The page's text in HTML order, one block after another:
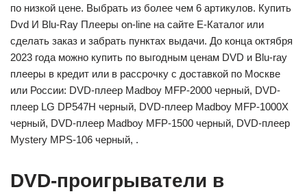
по низкой цене. Выбрать из более чем 6 артикулов. Купить
Dvd И Blu-Ray Плееры on-line на сайте Е-Каталог или
сделать заказ и забрать пунктах выдачи. До конца октября
2023 года можно купить по выгодным ценам DVD и Blu-ray
плееры в кредит или в рассрочку с доставкой по Москве
или России: DVD-плеер Madboy MFP-2000 черный, DVD-
плеер LG DP547H черный, DVD-плеер Madboy MFP-1000X
черный, DVD-плеер Madboy MFP-1500 черный, DVD-плеер
Mystery MPS-106 черный, .
DVD-проигрыватели в